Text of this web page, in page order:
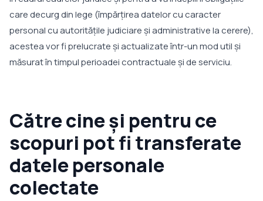
care decurg din lege (împărțirea datelor cu caracter
personal cu autoritățile judiciare și administrative la cerere),
acestea vor fi prelucrate și actualizate într-un mod util și
măsurat în timpul perioadei contractuale și de serviciu.
Către cine și pentru ce
scopuri pot fi transferate
datele personale
colectate